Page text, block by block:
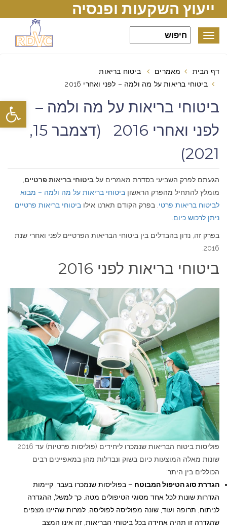
פתח
ייעוץ השקעות ופנסיה
Toggle
דף הבית מאמרים
ביטוח בריאות
ביטוחי בריאות על מה ולמה – לפני ואחרי 2016
ביטוחי בריאות על מה ולמה –
לפני ואחרי 2016 (דצמבר 15,
2021)
הגעתם לפרק השביעי בסדרת מאמרים על ביטוחי בריאות פרטיים
מומלץ להתחיל מהפרק הראשון ביטוחי בריאות על מה ולמה – מבוא
לביטוח בריאות פרטי . בפרק הקודם תארנו אילו ביטוחי בריאות פרטיים
ניתן לרכוש כיום
בפרק זה, נדון בהבדלים בין ביטוחי הבריאות הפרטיים לפני ואחרי שנת
2016.
ביטוחי בריאות לפני 2016
פוליסות ביטוח הבריאות שנמכרו ליחידים (פוליסות פרטיות) עד 2016
שונות מאלה המוצעות כיום בשוק ונבדלות מהן במאפיינים רבים
הכוללים בין היתר:
הגדרת סוג הטיפול המבוטח – בפוליסות שנמכרו בעבר, קיימות
הגדרות שונות לכל אחד מסוגי הטיפולים מטה. כך למשל, ההגדרה
לניתוח, תרופה ועוד, שונה מפוליסה לפוליסה. למרות שהיינו מצפים
שהגדרה זו תהיה אחידה בכל ביטוחי הבריאות, זה אינו המצב